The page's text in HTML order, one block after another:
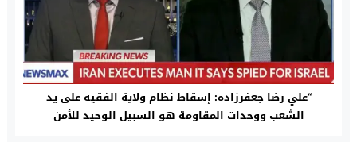
“علي رضا جعفرزاده: إسقاط نظام ولاية الفقيه على يد
الشعب ووحدات المقاومة هو السبيل الوحيد للأمن